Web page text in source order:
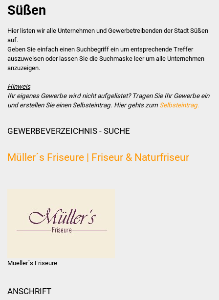
Veröffentlichungen
Ortsrecht
Süßen
Hier listen wir alle Unternehmen und Gewerbetreibenden der Stadt Süßen
auf.
Geben Sie einfach einen Suchbegriff ein um entsprechende Treffer
auszuweisen oder lassen Sie die Suchmaske leer um alle Unternehmen
anzuzeigen.
Hinweis
Ihr eigenes Gewerbe wird nicht aufgelistet? Tragen Sie Ihr Gewerbe ein
und erstellen Sie einen Selbsteintrag. Hier gehts zum Selbsteintrag.
GEWERBEVERZEICHNIS - SUCHE
Müller´s Friseure | Friseur & Naturfriseur
Mueller´s Friseure
ANSCHRIFT